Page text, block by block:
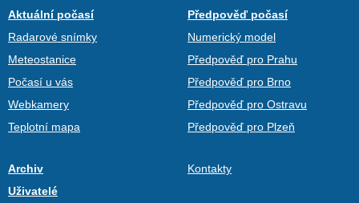
Aktuální počasí
Radarové snímky
Meteostanice
Počasí u vás
Webkamery
Teplotní mapa
Předpověď počasí
Numerický model
Předpověď pro Prahu
Předpověď pro Brno
Předpověď pro Ostravu
Předpověď pro Plzeň
Archiv
Uživatelé
Kontakty